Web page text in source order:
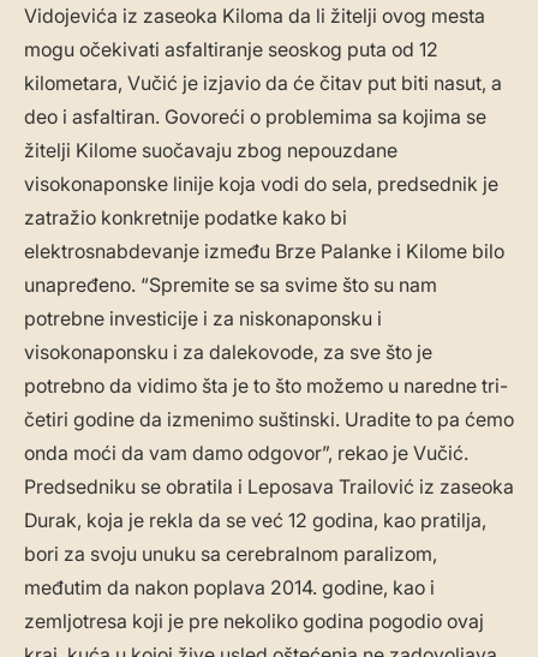
Vidojevića iz zaseoka Kiloma da li žitelji ovog mesta
mogu očekivati asfaltiranje seoskog puta od 12
kilometara, Vučić je izjavio da će čitav put biti nasut, a
deo i asfaltiran. Govoreći o problemima sa kojima se
žitelji Kilome suočavaju zbog nepouzdane
visokonaponske linije koja vodi do sela, predsednik je
zatražio konkretnije podatke kako bi
elektrosnabdevanje između Brze Palanke i Kilome bilo
unapređeno. “Spremite se sa svime što su nam
potrebne investicije i za niskonaponsku i
visokonaponsku i za dalekovode, za sve što je
potrebno da vidimo šta je to što možemo u naredne tri-
četiri godine da izmenimo suštinski. Uradite to pa ćemo
onda moći da vam damo odgovor”, rekao je Vučić.
Predsedniku se obratila i Leposava Trailović iz zaseoka
Durak, koja je rekla da se već 12 godina, kao pratilja,
bori za svoju unuku sa cerebralnom paralizom,
međutim da nakon poplava 2014. godine, kao i
zemljotresa koji je pre nekoliko godina pogodio ovaj